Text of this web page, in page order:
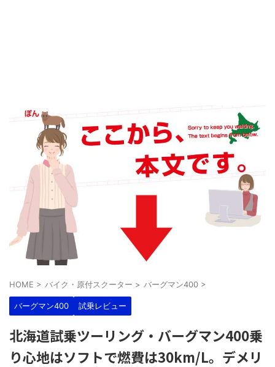
HOME > バイク・原付スクーター > バーグマン400 >
バーグマン400 試乗レビュー
北海道試乗ツーリング・バーグマン400乗
り心地はソフトで燃費は30km/L。デメリ